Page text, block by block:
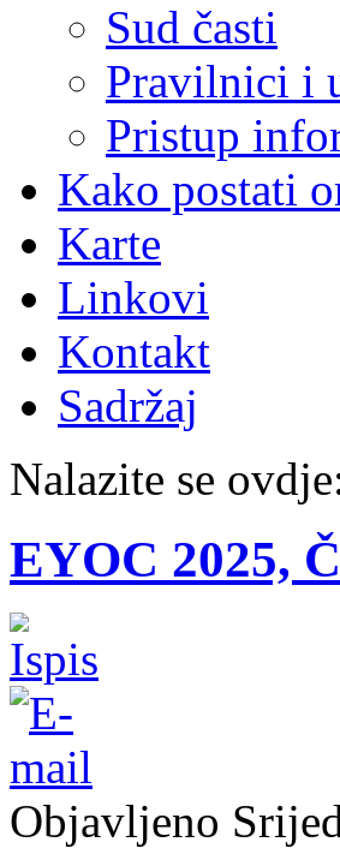
Sud časti
Pravilnici i
Pristup
Kako postati
Karte
Linkovi
Kontakt
Sadržaj
Nalazite se
EYOC 2025,
Objavljeno